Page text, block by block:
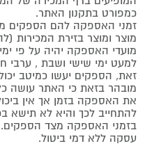
כמפורט בתקנון האתר.
זמני האספקה להם הספקים
מוצר ומוצר בזירת המכירות
מועדי האספקה יהיה על פי
למעט ימי שישי ושבת , ערבי
זאת, הספקים יעשו כמיטב
מובהר בזאת כי האתר עושה
את האספקה בזמן אך אין
להתחייב לכך והיא לא תישא
בזמני האספקה מצד
עסקה ללא דמי ביטול.